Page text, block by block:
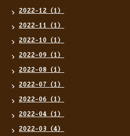
2022-12（1）
2022-11（1）
2022-10（1）
2022-09（1）
2022-08（1）
2022-07（1）
2022-06（1）
2022-04（1）
2022-03（4）